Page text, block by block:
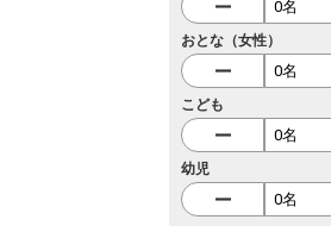
おとな（女性）
こども
幼児